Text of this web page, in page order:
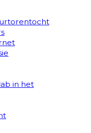
in het